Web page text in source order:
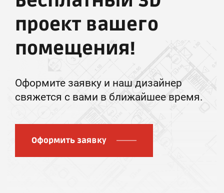
проект вашего
помещения!
Оформите заявку и наш дизайнер
свяжется с вами в ближайшее время.
Оформить заявку